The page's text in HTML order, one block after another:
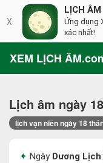
XEM LỊCH
Lịch âm ngày
lịch vạn niên ngày 18
Ngày Dương Lịch:
X
LỊCH ÂM
Ứng dụng
xác nhất!